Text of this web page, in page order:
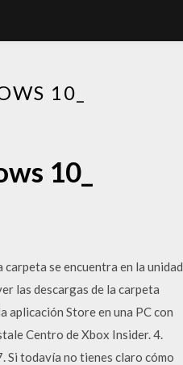
10_
10_
se encuentra en la unidad
las descargas de la carpeta
aplicación Store en una PC con
Centro de Xbox Insider. 4.
Si todavía no tienes claro cómo